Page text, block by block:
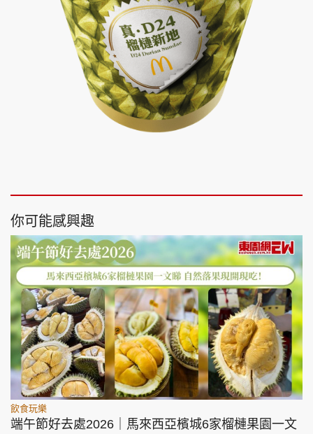
你可能感興趣
飲食玩樂
端午節好去處2026｜馬來西亞檳城6家榴槤果園一文